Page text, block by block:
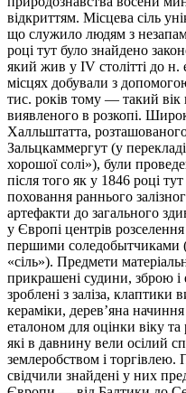
відкриттям. Місцева сіль
що служило людям з
році тут було знайдено
який жив у IV столітті до
місцях добували з
тис. років тому — такий вік
виявленого в розкопі.
Халльштатта, розташованого
Зальцкаммергут (у
хорошої солі»), були
після того як у 1846 році
поховання раннього
артефакти до загального
у Європі центрів розселення
першими соледобытчиками
«сіль»). Предмети
прикрашені судини, зброю і
зроблені з заліза, клаптики
кераміки, дерев’яна
еталоном для оцінки віку та
які в давнину вели осілий
землеробством і торгівлею.
свідчили знайдені у них